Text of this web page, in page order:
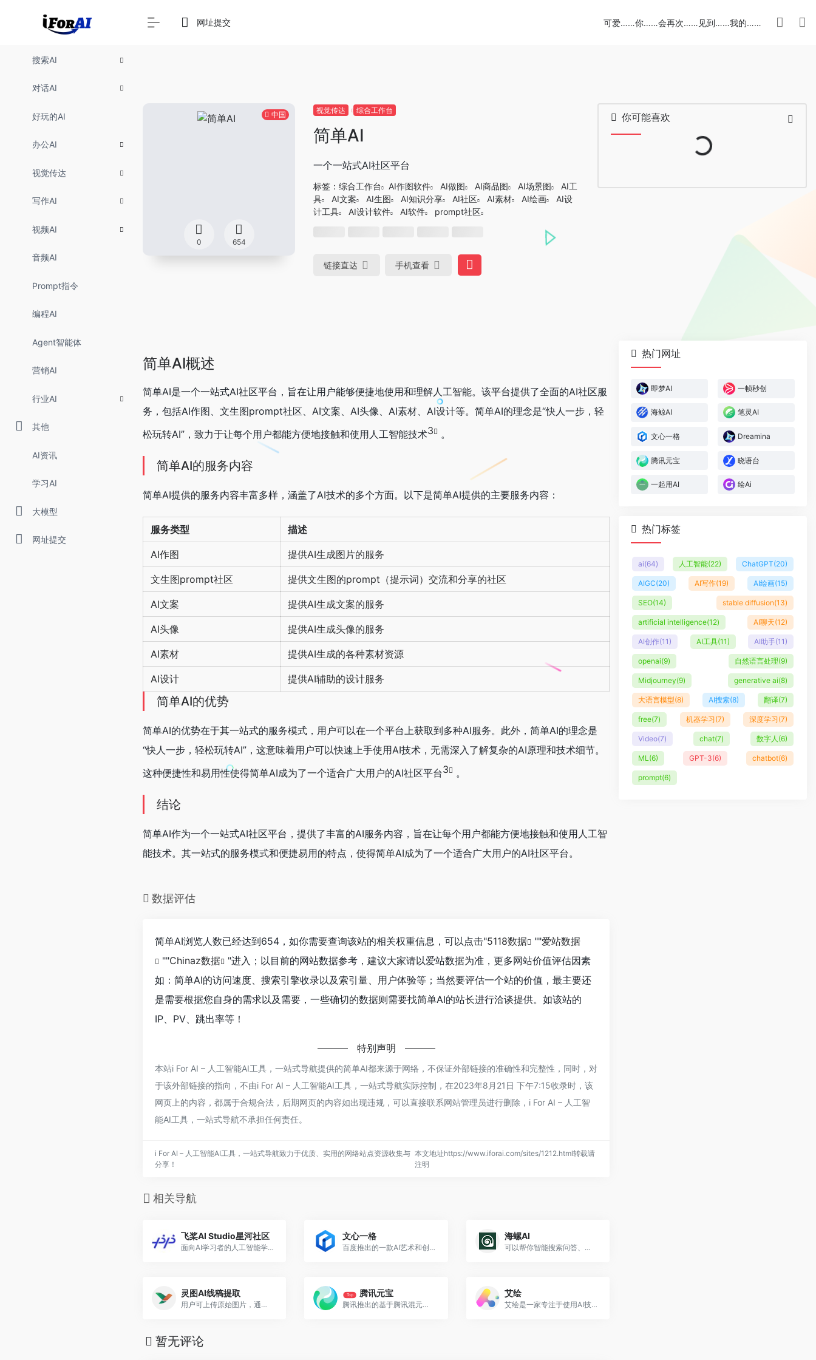
搜索AI
对话AI
好玩的AI
办公AI
视觉传达
写作AI
视频AI
音频AI
Prompt指令
编程AI
Agent智能体
营销AI
行业AI
其他
AI资讯
学习AI
大模型
网址提交
网址提交 可爱……你……会再次……见到……我的……
中国
0 654
视觉传达 综合工作台
简单AI
一个一站式AI社区平台
标签： 综合工作台 AI作图软件 AI做图 AI商品图 AI场景图
AI工
具
AI文案 AI生图 AI知识分享 AI社区 AI素材 AI绘画
AI设
计工具
AI设计软件 AI软件 prompt社区
链接直达 手机查看
你可能喜欢
Loading...
简单AI概述
简单AI是一个一站式AI社区平台，旨在让用户能够便捷地使用和理解人工智能。该平台提供了全面的AI社区服
务，包括AI作图、文生图prompt社区、AI文案、AI头像、AI素材、AI设计等。简单AI的理念是“快人一步，轻
松玩转AI”，致力于让每个用户都能方便地接触和使用人工智能技术3 。
简单AI的服务内容
简单AI提供的服务内容丰富多样，涵盖了AI技术的多个方面。以下是简单AI提供的主要服务内容：
服务类型 描述
AI作图 提供AI生成图片的服务
文生图prompt社区 提供文生图的prompt（提示词）交流和分享的社区
AI文案 提供AI生成文案的服务
AI头像 提供AI生成头像的服务
AI素材 提供AI生成的各种素材资源
AI设计 提供AI辅助的设计服务
简单AI的优势
简单AI的优势在于其一站式的服务模式，用户可以在一个平台上获取到多种AI服务。此外，简单AI的理念是
“快人一步，轻松玩转AI”，这意味着用户可以快速上手使用AI技术，无需深入了解复杂的AI原理和技术细节。
这种便捷性和易用性使得简单AI成为了一个适合广大用户的AI社区平台3 。
结论
简单AI作为一个一站式AI社区平台，提供了丰富的AI服务内容，旨在让每个用户都能方便地接触和使用人工智
能技术。其一站式的服务模式和便捷易用的特点，使得简单AI成为了一个适合广大用户的AI社区平台。
数据评估
简单AI浏览人数已经达到654，如你需要查询该站的相关权重信息，可以点击"5118数据 ""爱站数据
""Chinaz数据
"进入；以目前的网站数据参考，建议大家请以爱站数据为准，更多网站价值评估因素
如：简单AI的访问速度、搜索引擎收录以及索引量、用户体验等；当然要评估一个站的价值，最主要还
是需要根据您自身的需求以及需要，一些确切的数据则需要找简单AI的站长进行洽谈提供。如该站的
IP、PV、跳出率等！
特别声明
本站i For AI – 人工智能AI工具，一站式导航提供的简单AI都来源于网络，不保证外部链接的准确性和完整性，同时，对
于该外部链接的指向，不由i For AI – 人工智能AI工具，一站式导航实际控制，在2023年8月21日 下午7:15收录时，该
网页上的内容，都属于合规合法，后期网页的内容如出现违规，可以直接联系网站管理员进行删除，i For AI – 人工智
能AI工具，一站式导航不承担任何责任。
i For AI – 人工智能AI工具，一站式导航致力于优质、实用的网络站点资源收集与
分享！
本文地址https://www.iforai.com/sites/1212.html转载请
注明
相关导航
飞桨AI Studio星河社区
面向AI学习者的人工智能学习与实训社区
文心一格
百度推出的一款AI艺术和创意辅助平台，它能够基于用户的语言描述生成相应的创意画作
海螺AI
可以帮你智能搜索问答、精准识图解析、沉浸语音通话、专业/创意写作、文档速读总结、还有独家悬浮球功能帮你把琐事化繁为简
灵图AI线稿提取
用户可上传原始图片，通过调整边缘识别强度、轮廓精度等参数，让AI自动识别图像中的主体轮廓并生成线稿
Top 腾讯元宝
腾讯推出的基于腾讯混元大模型的AI助手应用程序
艾绘
艾绘是一家专注于使用AI技术创作儿童绘本创作的平台，结合人工智能技术的绘本创作平台，提供文生图、文生视频、图生图、背景生成和涂鸦绘画等创新工具
暂无评论
热门网址
即梦AI 一帧秒创
海鲸AI 笔灵AI
文心一格 Dreamina
腾讯元宝 晓语台
一起用AI 绘Ai
热门标签
ai(64) 人工智能(22) ChatGPT(20)
AIGC(20) AI写作(19) AI绘画(15)
SEO(14) stable diffusion(13)
artificial intelligence(12) AI聊天(12)
AI创作(11) AI工具(11) AI助手(11)
openai(9) 自然语言处理(9)
Midjourney(9) generative ai(8)
大语言模型(8) AI搜索(8) 翻译(7)
free(7) 机器学习(7) 深度学习(7)
Video(7) chat(7) 数字人 (6)
ML (6) GPT-3(6) chatbot(6)
prompt(6)